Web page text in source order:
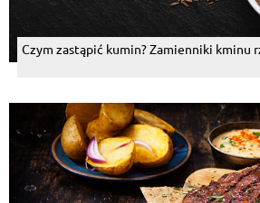
Czym zastąpić kumin? Zamienniki kminu